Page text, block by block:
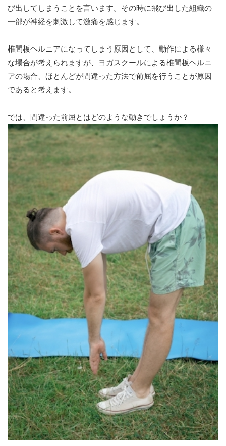
び出してしまうことを言います。その時に飛び出した組織の
一部が神経を刺激して激痛を感じます。
椎間板ヘルニアになってしまう原因として、動作による様々
な場合が考えられますが、ヨガスクールによる椎間板ヘルニ
アの場合、ほとんどが間違った方法で前屈を行うことが原因
であると考えます。
では、間違った前屈とはどのような動きでしょうか？